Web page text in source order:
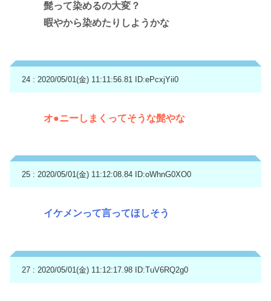
髭って染めるの大変？
暇やから染めたりしようかな
24 : 2020/05/01(金) 11:11:56.81 ID:ePcxjYii0
オ●ニーしまくってそうな髭やな
25 : 2020/05/01(金) 11:12:08.84 ID:oWhnG0XO0
イケメンって言ってほしそう
27 : 2020/05/01(金) 11:12:17.98 ID:TuV6RQ2g0